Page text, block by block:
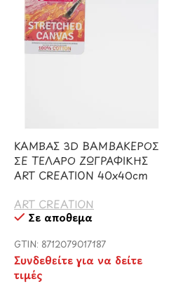
ΚΑΜΒΑΣ 3D ΒΑΜΒΑΚΕΡΟΣ
ΣΕ ΤΕΛΑΡΟ ΖΩΓΡΑΦΙΚΗΣ
ART CREATION 40x40cm
ART CREATION
Σε απόθεμα
GTIN: 8712079017187
Συνδεθείτε για να δείτε
τιμές